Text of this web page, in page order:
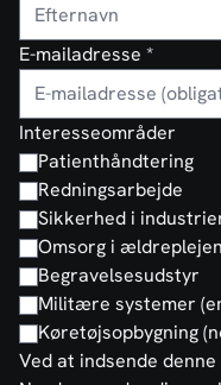
E-mailadresse *
Interesseområder
Patienthåndtering
Redningsarbejde
Sikkerhed i
Omsorg i ældreplejen
Begravelsesudstyr
Militære systemer
Køretøjsopbygning
Ved at indsende